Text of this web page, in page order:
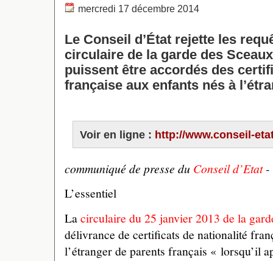
mercredi 17 décembre 2014
Le Conseil d’État rejette les
circulaire de la garde des
puissent être accordés des
française aux enfants nés à
Voir en ligne : http://www.conseil-
communiqué de presse du Conseil d’Etat-
L’essentiel
Lacirculaire du 25 janvier 2013 de la
délivrance de certificats de nationalité
l’étranger de parents français « lorsqu’il